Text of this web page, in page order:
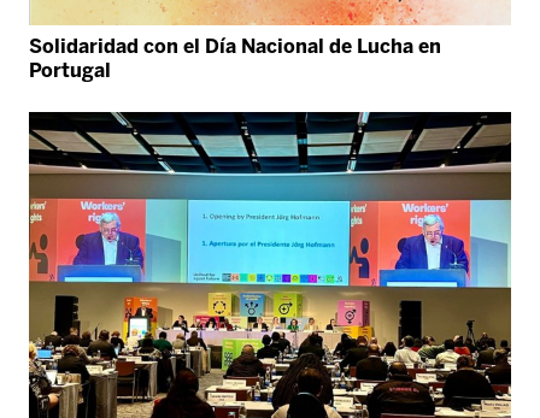
Solidaridad con el Día Nacional de Lucha en
Portugal